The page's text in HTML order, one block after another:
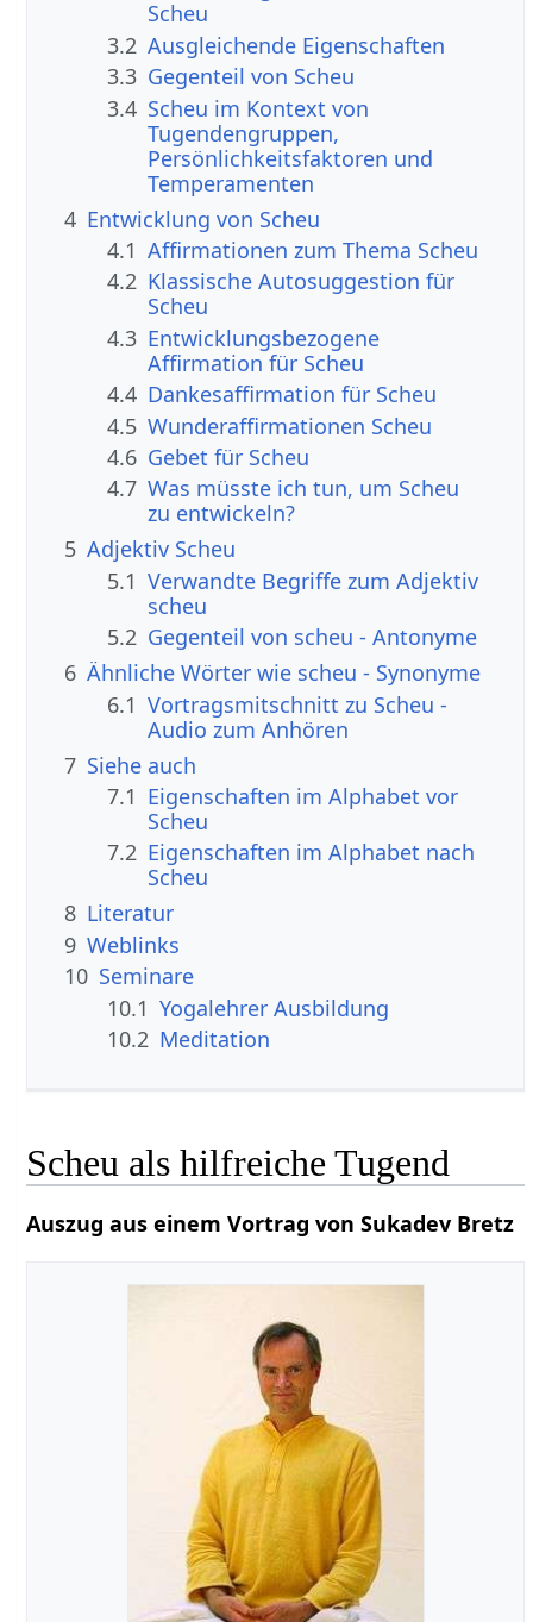
Scheu
3.2 Ausgleichende Eigenschaften
3.3 Gegenteil von Scheu
3.4 Scheu im Kontext von
Tugendengruppen,
Persönlichkeitsfaktoren und
Temperamenten
4 Entwicklung von Scheu
4.1 Affirmationen zum Thema Scheu
4.2 Klassische Autosuggestion für
Scheu
4.3 Entwicklungsbezogene
Affirmation für Scheu
4.4 Dankesaffirmation für Scheu
4.5 Wunderaffirmationen Scheu
4.6 Gebet für Scheu
4.7 Was müsste ich tun, um Scheu
zu entwickeln?
5 Adjektiv Scheu
5.1 Verwandte Begriffe zum Adjektiv
scheu
5.2 Gegenteil von scheu - Antonyme
6 Ähnliche Wörter wie scheu - Synonyme
6.1 Vortragsmitschnitt zu Scheu -
Audio zum Anhören
7 Siehe auch
7.1 Eigenschaften im Alphabet vor
Scheu
7.2 Eigenschaften im Alphabet nach
Scheu
8 Literatur
9 Weblinks
10 Seminare
10.1 Yogalehrer Ausbildung
10.2 Meditation
Scheu als hilfreiche Tugend
Auszug aus einem Vortrag von Sukadev Bretz